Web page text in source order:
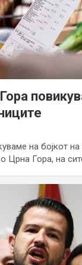
на бојкот
Црна Гора, на